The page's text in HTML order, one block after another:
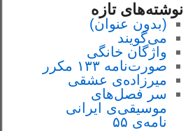
نوشته‌های تازه
(بدون عنوان)
می‌گویند
واژگان خانگی
صورت‌نامه ۱۳۳ مکرر
میرزاده‌ی عشقی
سر فصل‌هاى
موسيقى‌ی ايرانى
نامه‌ی ۵۵